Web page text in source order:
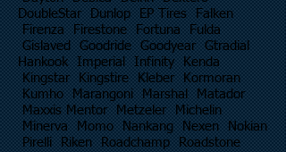
DoubleStar Dunlop EP Tires Falken
Firenza Firestone Fortuna Fulda
Gislaved Goodride Goodyear Gtradial
Hankook Imperial Infinity Kenda
Kingstar Kingstire Kleber Kormoran
Kumho Marangoni Marshal Matador
Maxxis Mentor Metzeler Michelin
Minerva Momo Nankang Nexen Nokian
Pirelli Riken Roadchamp Roadstone